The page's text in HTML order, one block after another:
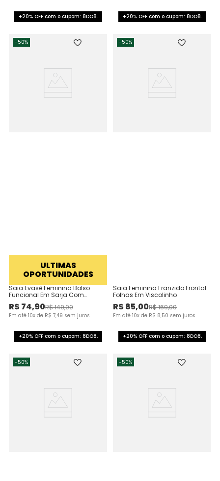
+20% OFF com o cupom: 8DO8. +20% OFF com o cupom: 8DO8.
-50%
ULTIMAS
OPORTUNIDADES
Saia Evasê Feminina Bolso
Funcional Em Sarja Com
Elastano - ENFIM
R$74,90R$149,00
Em até 10x de R$ 7,49 sem juros
+20% OFF com o cupom: 8DO8.
-50%
Saia Feminina Franzido Frontal
Folhas Em Viscolinho
R$85,00R$169,00
Em até 10x de R$ 8,50 sem juros
+20% OFF com o cupom: 8DO8.
-50% -50%